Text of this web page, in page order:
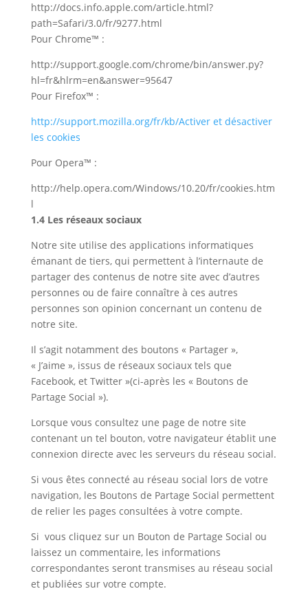
http://docs.info.apple.com/article.html?
path=Safari/3.0/fr/9277.html
Pour Chrome™ :
http://support.google.com/chrome/bin/answer.py?
hl=fr&hlrm=en&answer=95647
Pour Firefox™ :
http://support.mozilla.org/fr/kb/Activer et désactiver
les cookies
Pour Opera™ :
http://help.opera.com/Windows/10.20/fr/cookies.htm
l
1.4 Les réseaux sociaux
Notre site utilise des applications informatiques
émanant de tiers, qui permettent à l’internaute de
partager des contenus de notre site avec d’autres
personnes ou de faire connaître à ces autres
personnes son opinion concernant un contenu de
notre site.
Il s’agit notamment des boutons « Partager »,
« J’aime », issus de réseaux sociaux tels que
Facebook, et Twitter »(ci-après les « Boutons de
Partage Social »).
Lorsque vous consultez une page de notre site
contenant un tel bouton, votre navigateur établit une
connexion directe avec les serveurs du réseau social.
Si vous êtes connecté au réseau social lors de votre
navigation, les Boutons de Partage Social permettent
de relier les pages consultées à votre compte.
Si vous cliquez sur un Bouton de Partage Social ou
laissez un commentaire, les informations
correspondantes seront transmises au réseau social
et publiées sur votre compte.